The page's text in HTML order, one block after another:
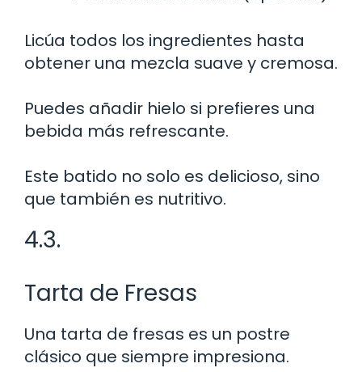
Licúa todos los ingredientes hasta
obtener una mezcla suave y cremosa.
Puedes añadir hielo si prefieres una
bebida más refrescante.
Este batido no solo es delicioso, sino
que también es nutritivo.
4.3.
Tarta de Fresas
Una tarta de fresas es un postre
clásico que siempre impresiona.